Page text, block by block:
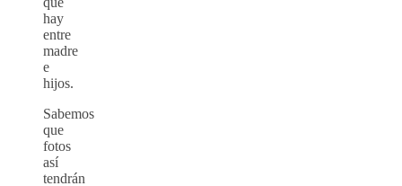
hay
entre
madre
e
hijos.
Sabemos
que
fotos
así
tendrán